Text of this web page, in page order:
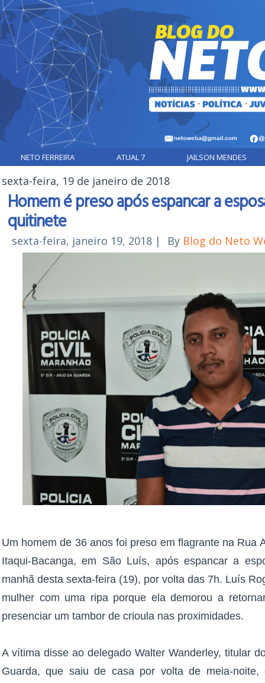
NETO FERREIRA ATUAL 7 JAILSON MENDES
sexta-feira, 19 de janeiro de 2018
Homem é preso após espancar a
quitinete
sexta-feira, janeiro 19, 2018 | By Blog do Neto
Um homem de 36 anos foi preso em flagrante na Rua
Itaqui-Bacanga, em São Luís, após espancar a
manhã desta sexta-feira (19), por volta das 7h. Luís
mulher com uma ripa porque ela demorou a
presenciar um tambor de crioula nas proximidades.
A vítima disse ao delegado Walter Wanderley, titular
Guarda, que saiu de casa por volta de meia-